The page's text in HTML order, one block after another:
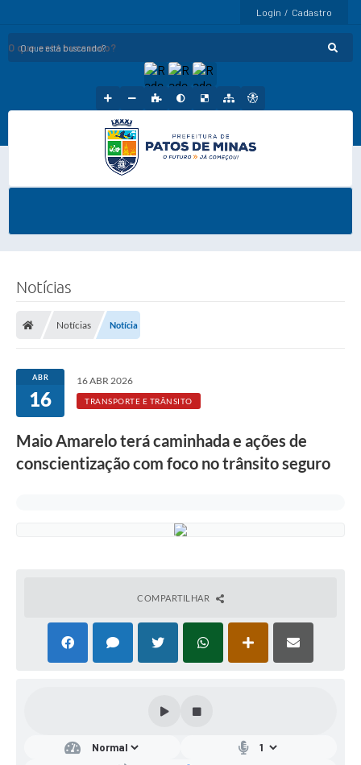
Login / Cadastro
O que está buscando?
Notícias
Notícias Notícia
ABR
16
16 ABR 2026
TRANSPORTE E TRÂNSITO
Maio Amarelo terá caminhada e ações de
conscientização com foco no trânsito seguro
COMPARTILHAR